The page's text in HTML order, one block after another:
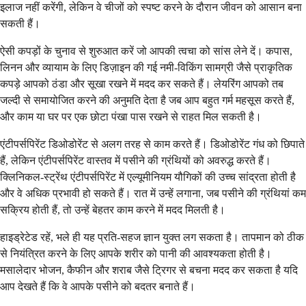
इलाज नहीं करेंगी, लेकिन वे चीजों को स्पष्ट करने के दौरान जीवन को आसान बना
सकती हैं।
ऐसी कपड़ों के चुनाव से शुरुआत करें जो आपकी त्वचा को सांस लेने दें। कपास,
लिनन और व्यायाम के लिए डिज़ाइन की गई नमी-विकिंग सामग्री जैसे प्राकृतिक
कपड़े आपको ठंडा और सूखा रखने में मदद कर सकते हैं। लेयरिंग आपको तब
जल्दी से समायोजित करने की अनुमति देता है जब आप बहुत गर्म महसूस करते हैं,
और काम या घर पर एक छोटा पंखा पास रखने से राहत मिल सकती है।
एंटीपर्सपिरेंट डिओडोरेंट से अलग तरह से काम करते हैं। डिओडोरेंट गंध को छिपाते
हैं, लेकिन एंटीपर्सपिरेंट वास्तव में पसीने की ग्रंथियों को अवरुद्ध करते हैं।
क्लिनिकल-स्ट्रेंथ एंटीपर्सपिरेंट में एल्यूमीनियम यौगिकों की उच्च सांद्रता होती है
और वे अधिक प्रभावी हो सकते हैं। रात में उन्हें लगाना, जब पसीने की ग्रंथियां कम
सक्रिय होती हैं, तो उन्हें बेहतर काम करने में मदद मिलती है।
हाइड्रेटेड रहें, भले ही यह प्रति-सहज ज्ञान युक्त लग सकता है। तापमान को ठीक
से नियंत्रित करने के लिए आपके शरीर को पानी की आवश्यकता होती है।
मसालेदार भोजन, कैफीन और शराब जैसे ट्रिगर से बचना मदद कर सकता है यदि
आप देखते हैं कि वे आपके पसीने को बदतर बनाते हैं।